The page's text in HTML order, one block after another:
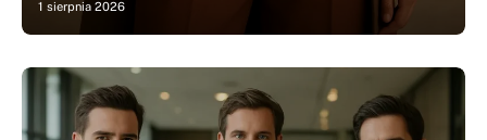
1 sierpnia 2026